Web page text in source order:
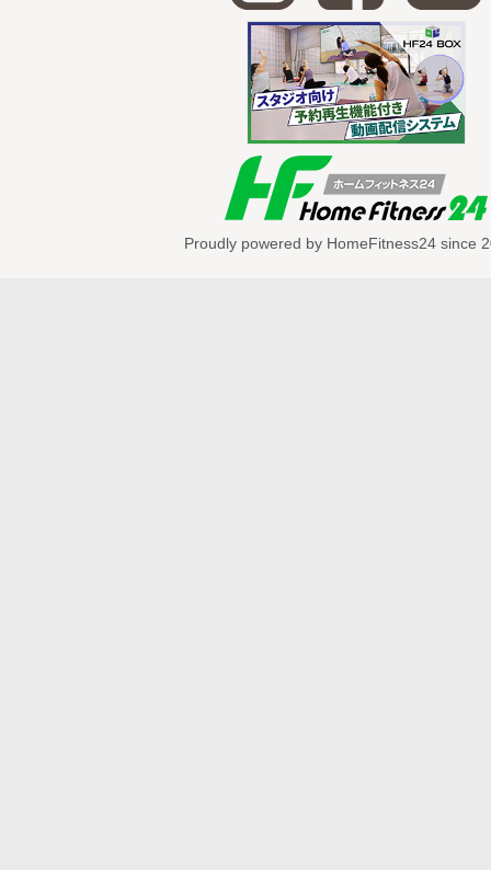
Proudly powered by HomeFitness24 since